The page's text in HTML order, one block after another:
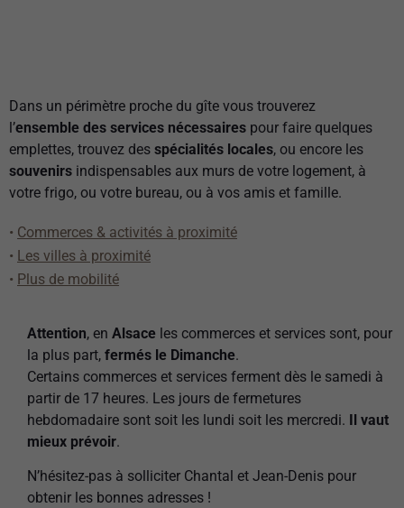
Dans un périmètre proche du gîte vous trouverez
l’ensemble des services nécessaires pour faire quelques
emplettes, trouvez des spécialités locales, ou encore les
souvenirs indispensables aux murs de votre logement, à
votre frigo, ou votre bureau, ou à vos amis et famille.
• Commerces & activités à proximité
• Les villes à proximité
• Plus de mobilité
Attention, en Alsace les commerces et services sont, pour
la plus part, fermés le Dimanche.
Certains commerces et services ferment dès le samedi à
partir de 17 heures. Les jours de fermetures
hebdomadaire sont soit les lundi soit les mercredi. Il vaut
mieux prévoir.
N’hésitez-pas à solliciter Chantal et Jean-Denis pour
obtenir les bonnes adresses !